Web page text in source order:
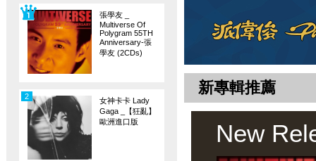
張學友 _
Multiverse Of
Polygram 55TH
Anniversary-張
學友 (2CDs)
女神卡卡 Lady
Gaga _【狂亂】
歐洲進口版
2 新專輯推薦
New